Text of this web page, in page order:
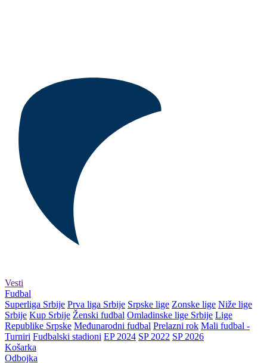
Vesti
Fudbal
Superliga Srbije Prva liga Srbije Srpske lige Zonske lige Niže lige
Srbije Kup Srbije Ženski fudbal Omladinske lige Srbije Lige
Republike Srpske Međunarodni fudbal Prelazni rok Mali fudbal -
Turniri Fudbalski stadioni EP 2024 SP 2022 SP 2026
Košarka
Odbojka